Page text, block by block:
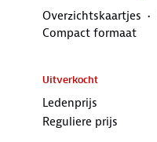
Overzichtskaartjes
Compact formaat
Uitverkocht
Ledenprijs
Reguliere prijs